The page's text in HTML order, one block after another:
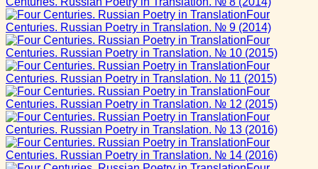
Four
Centuries. Russian Poetry in Translation. № 9 (2014)
Four
Centuries. Russian Poetry in Translation. № 10 (2015)
Four
Centuries. Russian Poetry in Translation. № 11 (2015)
Four
Centuries. Russian Poetry in Translation. № 12 (2015)
Four
Centuries. Russian Poetry in Translation. № 13 (2016)
Four
Centuries. Russian Poetry in Translation. № 14 (2016)